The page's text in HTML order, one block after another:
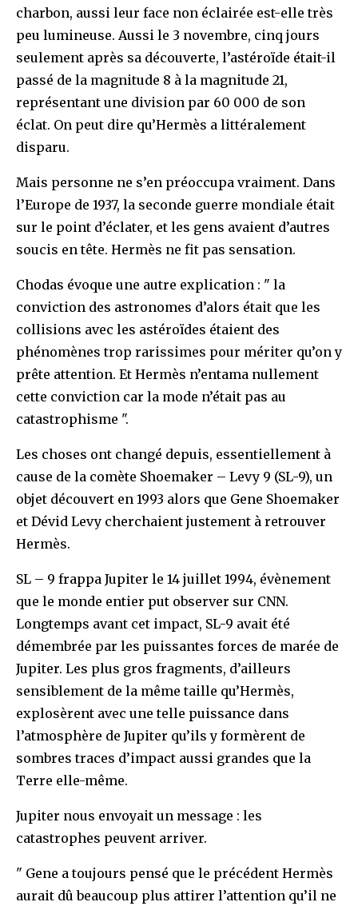
charbon, aussi leur face non éclairée est-elle très
peu lumineuse. Aussi le 3 novembre, cinq jours
seulement après sa découverte, l’astéroïde était-il
passé de la magnitude 8 à la magnitude 21,
représentant une division par 60 000 de son
éclat. On peut dire qu’Hermès a littéralement
disparu.
Mais personne ne s’en préoccupa vraiment. Dans
l’Europe de 1937, la seconde guerre mondiale était
sur le point d’éclater, et les gens avaient d’autres
soucis en tête. Hermès ne fit pas sensation.
Chodas évoque une autre explication : " la
conviction des astronomes d’alors était que les
collisions avec les astéroïdes étaient des
phénomènes trop rarissimes pour mériter qu’on y
prête attention. Et Hermès n’entama nullement
cette conviction car la mode n’était pas au
catastrophisme ".
Les choses ont changé depuis, essentiellement à
cause de la comète Shoemaker – Levy 9 (SL-9), un
objet découvert en 1993 alors que Gene Shoemaker
et Dévid Levy cherchaient justement à retrouver
Hermès.
SL – 9 frappa Jupiter le 14 juillet 1994, évènement
que le monde entier put observer sur CNN.
Longtemps avant cet impact, SL-9 avait été
démembrée par les puissantes forces de marée de
Jupiter. Les plus gros fragments, d’ailleurs
sensiblement de la même taille qu’Hermès,
explosèrent avec une telle puissance dans
l’atmosphère de Jupiter qu’ils y formèrent de
sombres traces d’impact aussi grandes que la
Terre elle-même.
Jupiter nous envoyait un message : les
catastrophes peuvent arriver.
" Gene a toujours pensé que le précédent Hermès
aurait dû beaucoup plus attirer l’attention qu’il ne